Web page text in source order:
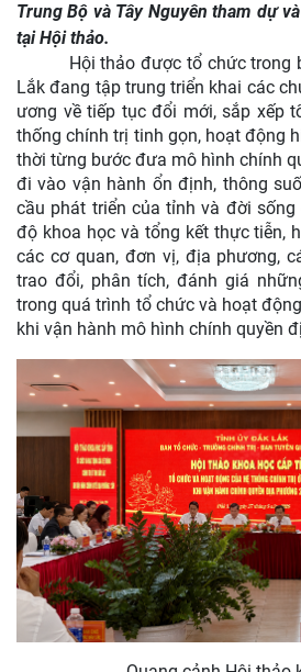
Trung Bộ và Tây Nguyên tham dự
tại Hội thảo.
Hội thảo được tổ chức trong
Lắk đang tập trung triển khai các
ương về tiếp tục đổi mới, sắp xếp
thống chính trị tinh gọn, hoạt động
thời từng bước đưa mô hình chính
đi vào vận hành ổn định, thông
cầu phát triển của tỉnh và đời sống
độ khoa học và tổng kết thực tiễn,
các cơ quan, đơn vị, địa phương,
trao đổi, phân tích, đánh giá
trong quá trình tổ chức và hoạt
khi vận hành mô hình chính quyền